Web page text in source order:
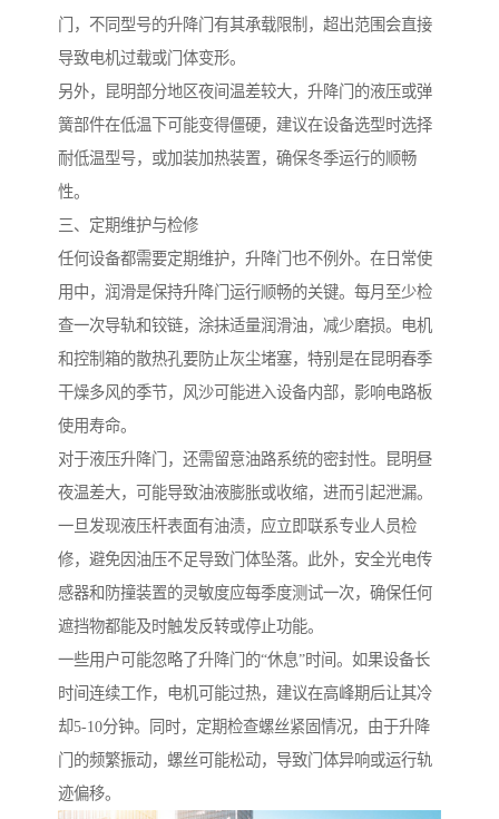
门，不同型号的升降门有其承载限制，超出范围会直接
导致电机过载或门体变形。
另外，昆明部分地区夜间温差较大，升降门的液压或弹
簧部件在低温下可能变得僵硬，建议在设备选型时选择
耐低温型号，或加装加热装置，确保冬季运行的顺畅
性。
三、定期维护与检修
任何设备都需要定期维护，升降门也不例外。在日常使
用中，润滑是保持升降门运行顺畅的关键。每月至少检
查一次导轨和铰链，涂抹适量润滑油，减少磨损。电机
和控制箱的散热孔要防止灰尘堵塞，特别是在昆明春季
干燥多风的季节，风沙可能进入设备内部，影响电路板
使用寿命。
对于液压升降门，还需留意油路系统的密封性。昆明昼
夜温差大，可能导致油液膨胀或收缩，进而引起泄漏。
一旦发现液压杆表面有油渍，应立即联系专业人员检
修，避免因油压不足导致门体坠落。此外，安全光电传
感器和防撞装置的灵敏度应每季度测试一次，确保任何
遮挡物都能及时触发反转或停止功能。
一些用户可能忽略了升降门的“休息”时间。如果设备长
时间连续工作，电机可能过热，建议在高峰期后让其冷
却5-10分钟。同时，定期检查螺丝紧固情况，由于升降
门的频繁振动，螺丝可能松动，导致门体异响或运行轨
迹偏移。